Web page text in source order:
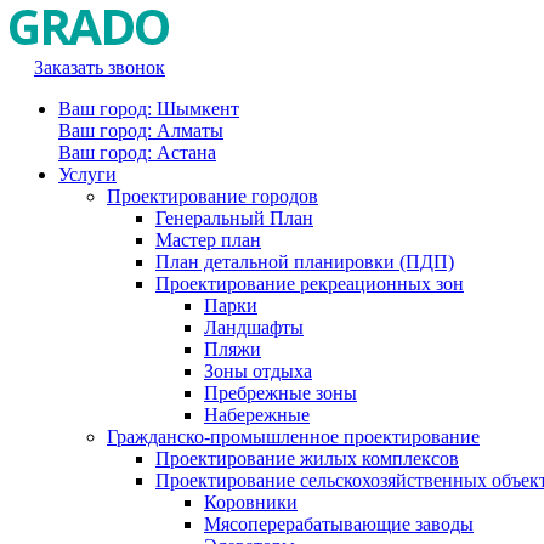
Заказать звонок
Ваш город: Шымкент
Ваш город: Алматы
Ваш город: Астана
Услуги
Проектирование городов
Генеральный План
Мастер план
План детальной планировки (ПДП)
Проектирование рекреационных зон
Парки
Ландшафты
Пляжи
Зоны отдыха
Пребрежные зоны
Набережные
Гражданско-промышленное проектирование
Проектирование жилых комплексов
Проектирование сельскохозяйственных
Коровники
Мясоперерабатывающие заводы